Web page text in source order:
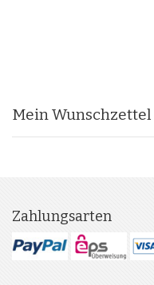
Mein Wunschzettel
Zahlungsarten